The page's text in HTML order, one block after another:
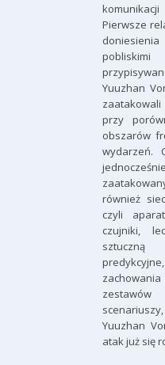
Pierwsze
pobliskimi
Yuuzhan
przy
obszarów
wydarzeń.
również
czyli
czujniki,
sztuczną
Yuuzhan
atak już się